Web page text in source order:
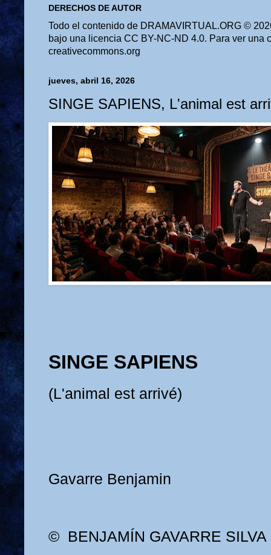
DERECHOS DE AUTOR
Todo el contenido de DRAMAVIRTUAL.ORG ©
bajo una licencia CC BY-NC-ND 4.0. Para ver una
creativecommons.org
jueves, abril 16, 2026
SINGE SAPIENS, L'animal est
SINGE SAPIENS
(L'animal est arrivé)
Gavarre Benjamin
© BENJAMÍN GAVARRE SILVA